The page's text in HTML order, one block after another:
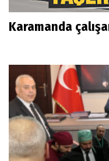
Karamanda